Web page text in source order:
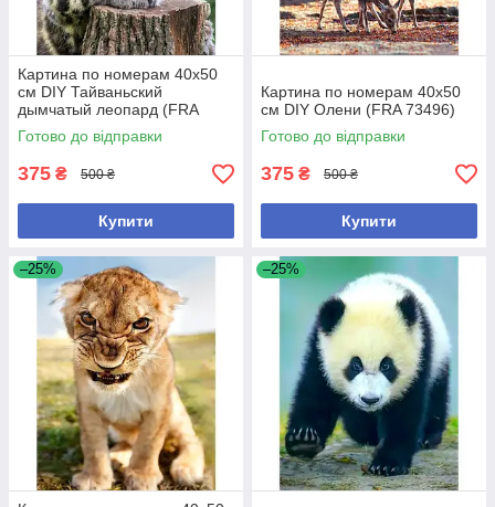
Картина по номерам 40x50
см DIY Тайваньский
дымчатый леопард (FRA
73479)
Готово до відправки
375 ₴ 500 ₴
Купити
Картина по номерам 40x50
см DIY Олени (FRA 73496)
Готово до відправки
375 ₴ 500 ₴
Купити
–25% –25%